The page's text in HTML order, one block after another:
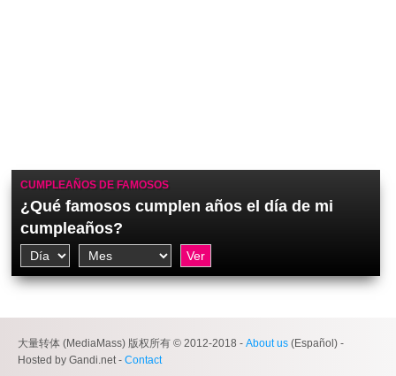
CUMPLEAÑOS DE FAMOSOS
¿Qué famosos cumplen años el día de mi
cumpleaños?
大量转体 (MediaMass) 版权所有 © 2012-2018 - About us (Español) -
Hosted by Gandi.net - Contact